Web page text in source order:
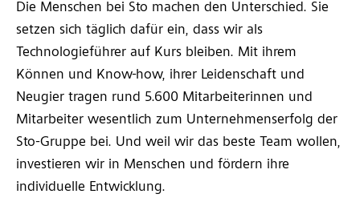
Die Menschen bei Sto machen den Unterschied. Sie
setzen sich täglich dafür ein, dass wir als
Technologieführer auf Kurs bleiben. Mit ihrem
Können und Know-how, ihrer Leidenschaft und
Neugier tragen rund 5.600 Mitarbeiterinnen und
Mitarbeiter wesentlich zum Unternehmenserfolg der
Sto-Gruppe bei. Und weil wir das beste Team wollen,
investieren wir in Menschen und fördern ihre
individuelle Entwicklung.